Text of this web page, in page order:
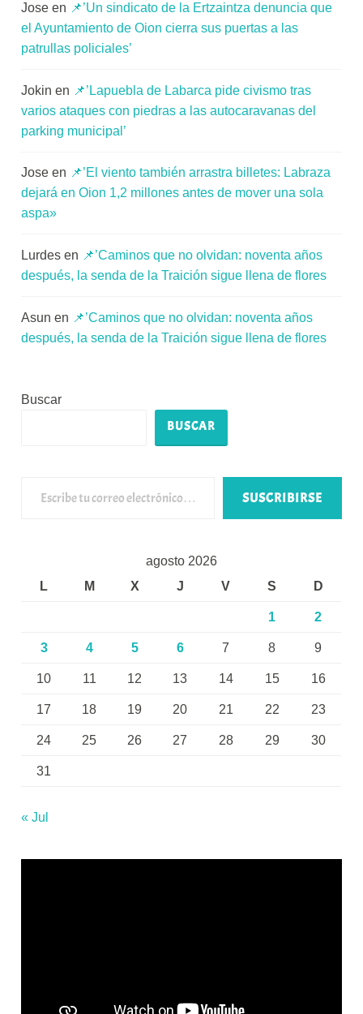
Jose en 📌’Un sindicato de la Ertzaintza denuncia que
el Ayuntamiento de Oion cierra sus puertas a las
patrullas policiales’
Jokin en 📌’Lapuebla de Labarca pide civismo tras
varios ataques con piedras a las autocaravanas del
parking municipal’
Jose en 📌’El viento también arrastra billetes: Labraza
dejará en Oion 1,2 millones antes de mover una sola
aspa»
Lurdes en 📌’Caminos que no olvidan: noventa años
después, la senda de la Traición sigue llena de flores
Asun en 📌’Caminos que no olvidan: noventa años
después, la senda de la Traición sigue llena de flores
Buscar
BUSCAR
SUSCRIBIRSE
agosto 2026
L
M X J V S D
1 2
3 4 5 6 7 8 9
10 11 12 13 14 15 16
17 18 19 20 21 22 23
24 25 26 27 28 29 30
31
« Jul